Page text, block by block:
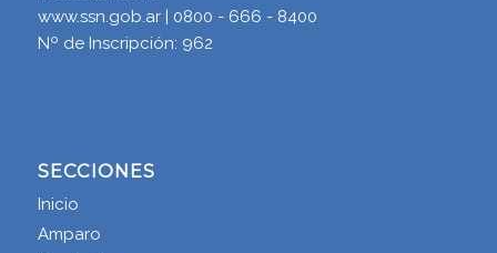
www.ssn.gob.ar | 0800 - 666 - 8400
Nº de Inscripción: 962
SECCIONES
Inicio
Amparo